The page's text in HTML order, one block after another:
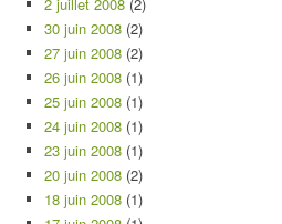
30 juin 2008 (2)
27 juin 2008 (2)
26 juin 2008 (1)
25 juin 2008 (1)
24 juin 2008 (1)
23 juin 2008 (1)
20 juin 2008 (2)
18 juin 2008 (1)